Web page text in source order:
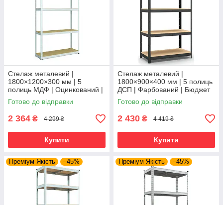
Стелаж металевий |
1800×1200×300 мм | 5
полиць МДФ | Оцинкований |
Бюджет ОМ | 150 кг/полицю |
збірний для гаража, складу
та
Готово до відправки
2 364 ₴ 4 299 ₴
Купити
Стелаж металевий |
1800×900×400 мм | 5 полиць
ДСП | Фарбований | Бюджет
КД | 175 кг/полицю | збірний
для гаража, складу та
Готово до відправки
2 430 ₴ 4 419 ₴
Купити
Преміум Якість –45% Преміум Якість –45%